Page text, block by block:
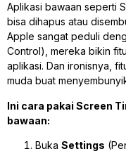
Aplikasi bawaan seperti
bisa dihapus atau
Apple sangat peduli
Control), mereka bikin
aplikasi. Dan ironisnya,
muda buat
Ini cara pakai Screen
bawaan:
Buka Settings